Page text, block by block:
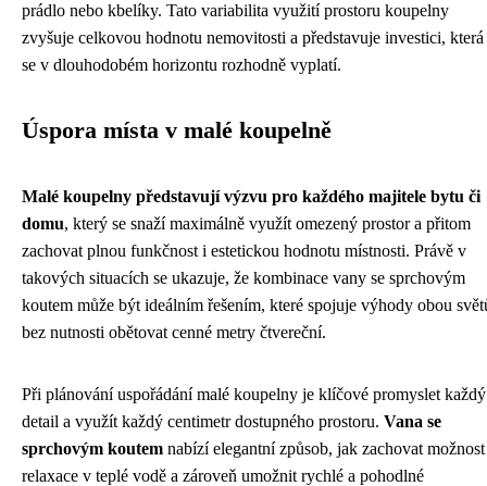
prádlo nebo kbelíky. Tato variabilita využití prostoru koupelny
zvyšuje celkovou hodnotu nemovitosti a představuje investici, která
se v dlouhodobém horizontu rozhodně vyplatí.
Úspora místa v malé koupelně
Malé koupelny představují výzvu pro každého majitele bytu či
domu, který se snaží maximálně využít omezený prostor a přitom
zachovat plnou funkčnost i estetickou hodnotu místnosti. Právě v
takových situacích se ukazuje, že kombinace vany se sprchovým
koutem může být ideálním řešením, které spojuje výhody obou
bez nutnosti obětovat cenné metry čtvereční.
Při plánování uspořádání malé koupelny je klíčové promyslet každý
detail a využít každý centimetr dostupného prostoru. Vana se
sprchovým koutem nabízí elegantní způsob, jak zachovat možnost
relaxace v teplé vodě a zároveň umožnit rychlé a pohodlné